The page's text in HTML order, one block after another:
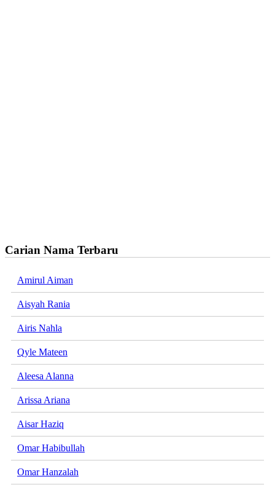
Carian Nama Terbaru
Amirul Aiman
Aisyah Rania
Airis Nahla
Qyle Mateen
Aleesa Alanna
Arissa Ariana
Aisar Haziq
Omar Habibullah
Omar Hanzalah